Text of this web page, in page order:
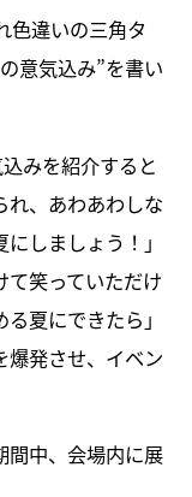
色違いの三角タ
意気込み”を書い
みを紹介すると
れ、あわあわしな
しましょう！」
て笑っていただけ
夏にできたら」
爆発させ、イベン
間中、会場内に展